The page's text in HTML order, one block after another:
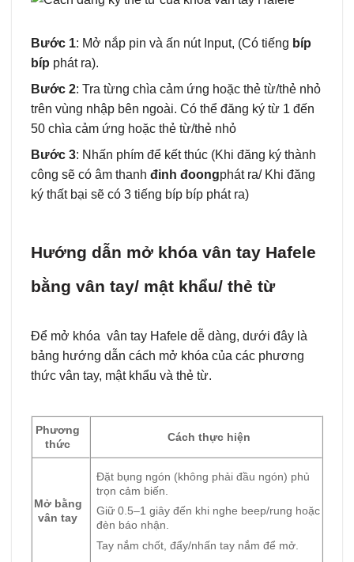
Bước 1: Mở nắp pin và ấn nút Input, (Có tiếng bíp
bíp phát ra).
Bước 2: Tra từng chìa cảm ứng hoặc thẻ từ/thẻ nhỏ
trên vùng nhập bên ngoài. Có thể đăng ký từ 1 đến
50 chìa cảm ứng hoặc thẻ từ/thẻ nhỏ
Bước 3: Nhấn phím để kết thúc (Khi đăng ký thành
công sẽ có âm thanh đinh đoongphát ra/ Khi đăng
ký thất bại sẽ có 3 tiếng bíp bíp phát ra)
Hướng dẫn mở khóa vân tay Hafele
bằng vân tay/ mật khẩu/ thẻ từ
Để mở khóa vân tay Hafele dễ dàng, dưới đây là
bảng hướng dẫn cách mở khóa của các phương
thức vân tay, mật khẩu và thẻ từ.
Phương
thức
Cách thực hiện
Mở bằng
vân tay
Đặt bụng ngón (không phải đầu ngón) phủ
trọn cảm biến.
Giữ 0.5–1 giây đến khi nghe beep/rung hoặc
đèn báo nhận.
Tay nắm chốt, đẩy/nhấn tay nắm để mở.